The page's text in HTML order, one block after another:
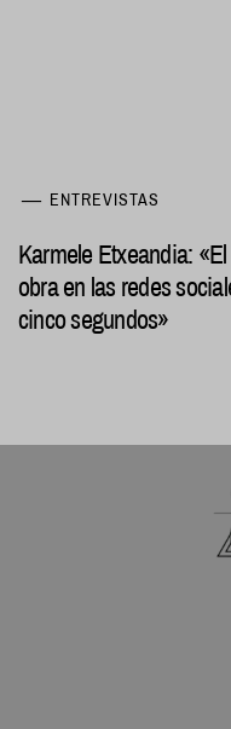
ENTREVISTAS
Karmele Etxeandia:
obra en las redes
cinco segundos»